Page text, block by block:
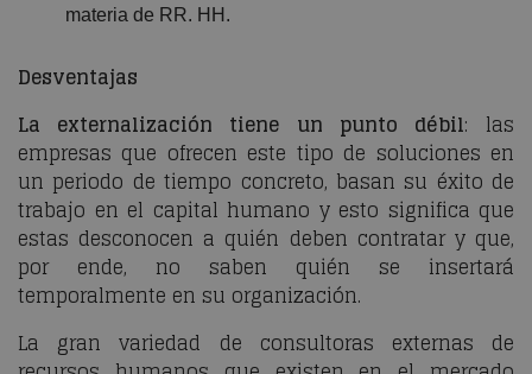
materia de RR. HH.
Desventajas
La externalización tiene un punto débil: las
empresas que ofrecen este tipo de soluciones en
un periodo de tiempo concreto, basan su éxito de
trabajo en el capital humano y esto significa que
estas desconocen a quién deben contratar y que,
por ende, no saben quién se insertará
temporalmente en su organización.
La gran variedad de consultoras externas de